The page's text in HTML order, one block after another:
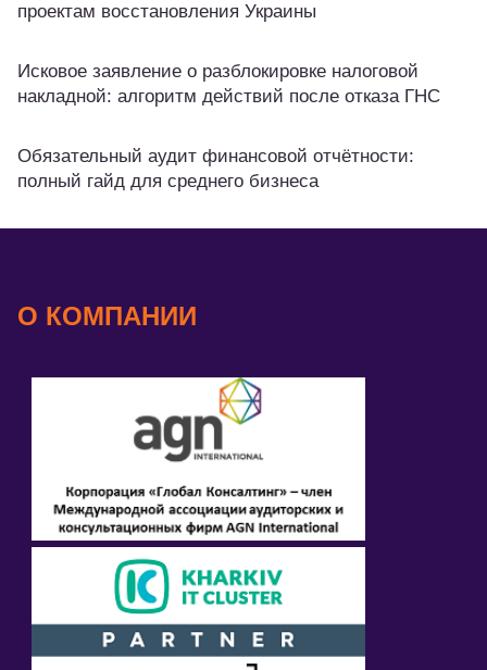
проектам восстановления Украины
Исковое заявление о разблокировке налоговой
накладной: алгоритм действий после отказа ГНС
Обязательный аудит финансовой отчётности:
полный гайд для среднего бизнеса
О КОМПАНИИ